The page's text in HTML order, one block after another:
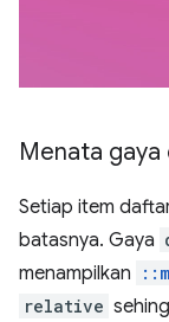
Menata gaya
Setiap item
batasnya. Gaya
menampilkan
relative